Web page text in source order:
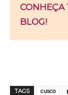
CONHEÇA
BLOG!
TAGS cusco